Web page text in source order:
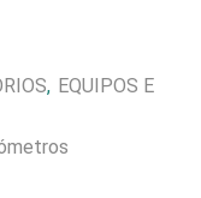
, EQUIPOS E